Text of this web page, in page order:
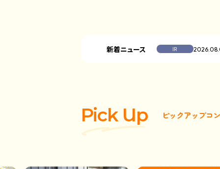
新着ニュース
Pick Up ピッ クアップコ